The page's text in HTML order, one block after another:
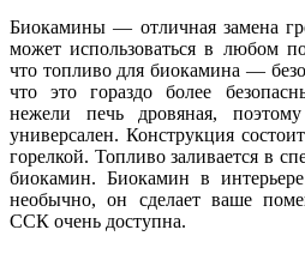
Биокамины — отличная замена
может использоваться в любом
что топливо для биокамина —
что это гораздо более
нежели печь дровяная,
универсален. Конструкция
горелкой. Топливо заливается в
биокамин. Биокамин в
необычно, он сделает ваше
ССК очень доступна.